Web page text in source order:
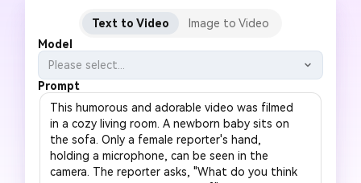
Text to Video
Image to Video
Model
Please select...
Prompt